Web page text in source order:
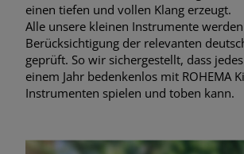
einen tiefen und vollen Klang erzeugt.
Alle unsere kleinen Instrumente
Berücksichtigung der relevanten
geprüft. So wir sichergestellt, dass
einem Jahr bedenkenlos mit ROHEMA
Instrumenten spielen und toben kann.